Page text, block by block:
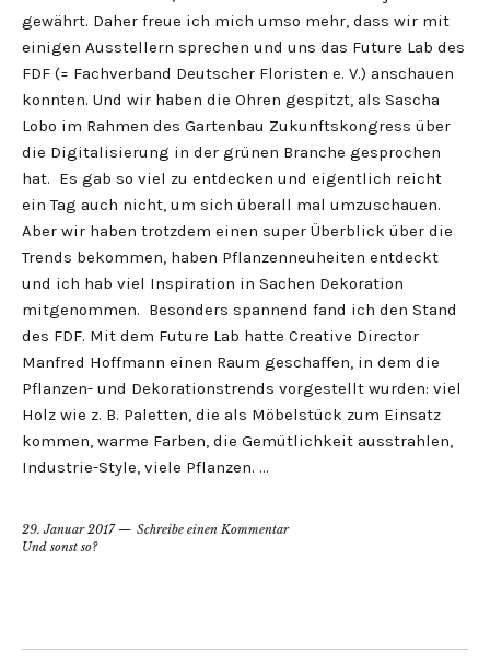
gewährt. Daher freue ich mich umso mehr, dass wir mit
einigen Ausstellern sprechen und uns das Future Lab des
FDF (= Fachverband Deutscher Floristen e. V.) anschauen
konnten. Und wir haben die Ohren gespitzt, als Sascha
Lobo im Rahmen des Gartenbau Zukunftskongress über
die Digitalisierung in der grünen Branche gesprochen
hat. Es gab so viel zu entdecken und eigentlich reicht
ein Tag auch nicht, um sich überall mal umzuschauen.
Aber wir haben trotzdem einen super Überblick über die
Trends bekommen, haben Pflanzenneuheiten entdeckt
und ich hab viel Inspiration in Sachen Dekoration
mitgenommen. Besonders spannend fand ich den Stand
des FDF. Mit dem Future Lab hatte Creative Director
Manfred Hoffmann einen Raum geschaffen, in dem die
Pflanzen- und Dekorationstrends vorgestellt wurden: viel
Holz wie z. B. Paletten, die als Möbelstück zum Einsatz
kommen, warme Farben, die Gemütlichkeit ausstrahlen,
Industrie-Style, viele Pflanzen. …
29. Januar 2017
Schreibe einen Kommentar
Und sonst so?